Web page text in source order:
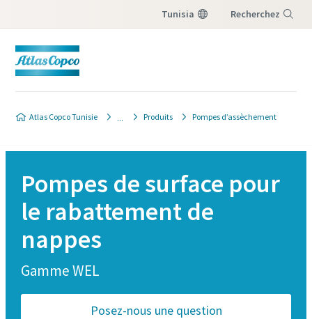
Tunisia Recherchez
Atlas Copco Tunisie Produits Pompes d’assèchement
Pompes de surface pour
le rabattement de
nappes
Gamme WEL
Posez-nous une question